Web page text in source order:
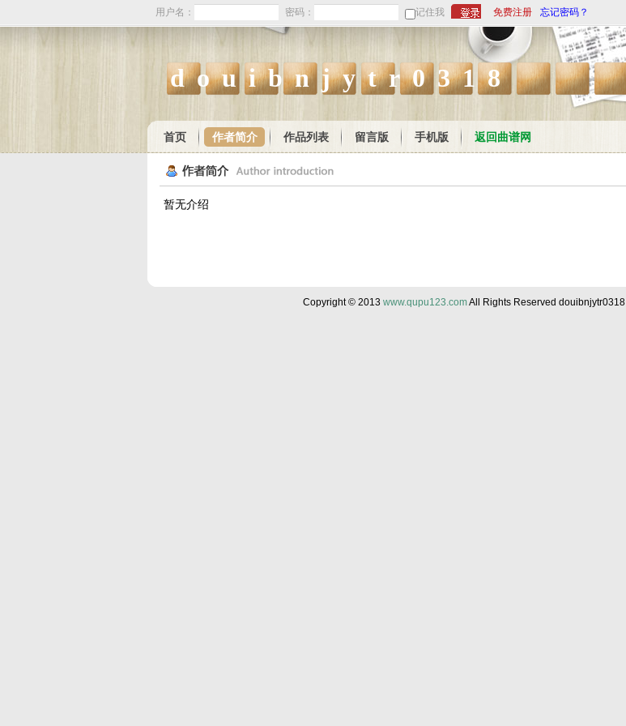
用户名： 密码： 记住我 免费注册 忘记密码？
douibnjytr0318
首页 作者简介 作品列表 留言版 手机版 返回曲谱网
暂无介绍
Copyright © 2013 www.qupu123.comAll Rights Reserved douibnjytr0318